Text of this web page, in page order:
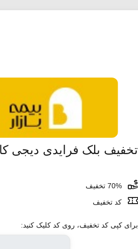
تخفیف بلک فرایدی دیجی کالا
کد تخفیف
برای کپی کد تخفیف، روی کد کلیک کنید: